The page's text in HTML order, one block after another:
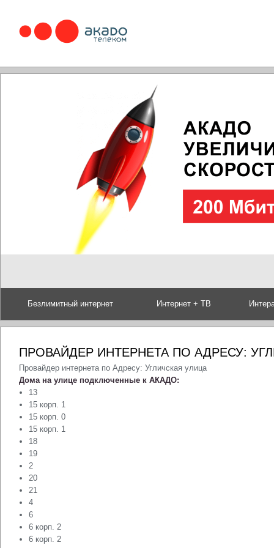
Безлимитный интернет Интернет + ТВ
ПРОВАЙДЕР ИНТЕРНЕТА ПО АДРЕСУ:
Провайдер интернета по Адресу: Угличская улица
Дома на улице подключенные к АКАДО:
13
15 корп. 1
15 корп. 0
15 корп. 1
18
19
2
20
21
4
6
6 корп. 2
6 корп. 2